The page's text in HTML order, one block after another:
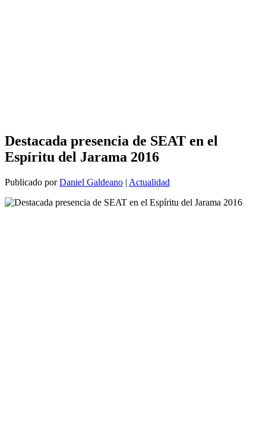
Destacada presencia de SEAT en el
Espíritu del Jarama 2016
Publicado porDaniel Galdeano | Actualidad